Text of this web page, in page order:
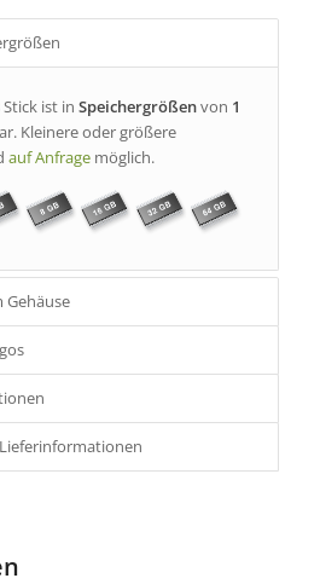
ist in Speichergrößenvon 1
Kleinere oder größere
auf Anfragemöglich.